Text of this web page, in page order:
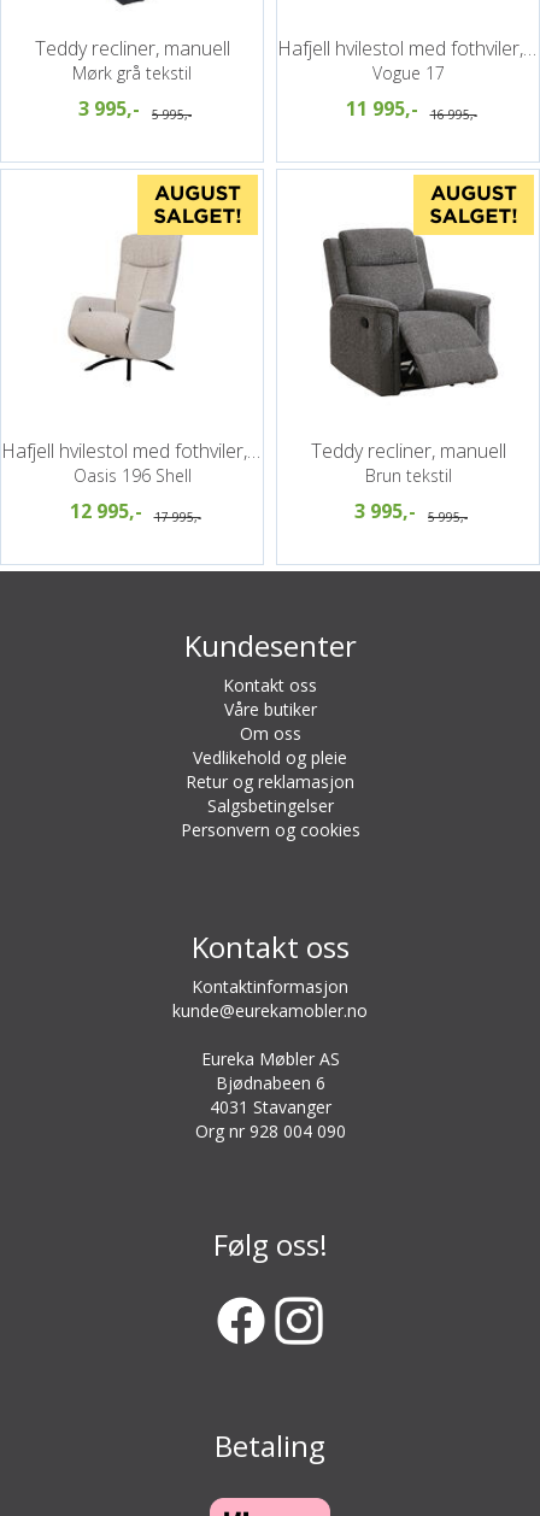
Teddy recliner, manuell
Mørk grå tekstil
3 995,- 5 995,-
Hafjell hvilestol med fothviler, PG4
Vogue 17
11 995,- 16 995,-
Hafjell hvilestol med fothviler, PG6
Oasis 196 Shell
12 995,- 17 995,-
Teddy recliner, manuell
Brun tekstil
3 995,- 5 995,-
Kundesenter
Kontakt oss
Våre butiker
Om oss
Vedlikehold og pleie
Retur og reklamasjon
Salgsbetingelser
Personvern og cookies
Kontakt oss
Kontaktinformasjon
kunde@eurekamobler.no
Eureka Møbler AS
Bjødnabeen 6
4031 Stavanger
Org nr 928 004 090
Følg oss!
Betaling